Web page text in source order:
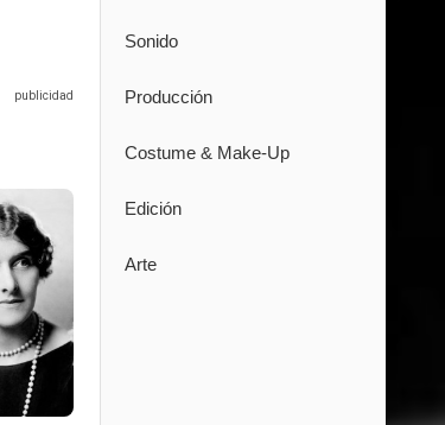
Sonido
Producción
Costume & Make-Up
Edición
Arte